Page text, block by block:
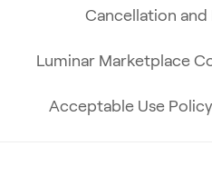
Cancellation
Luminar Marketplace
Acceptable Use Policy